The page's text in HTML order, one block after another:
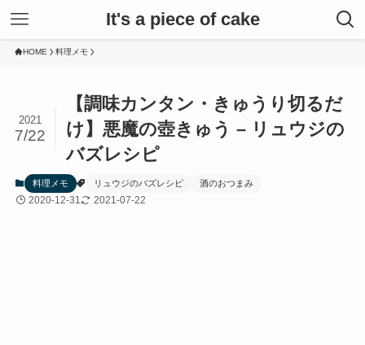
It's a piece of cake
HOME 料理メモ
【調味カンタン・きゅうり切るだ
け】悪魔の壺きゅう – リュウジの
バズレシピ
2021
7/22
料理メモ リュウジのバズレシピ 酒のおつまみ
2020-12-31 2021-07-22